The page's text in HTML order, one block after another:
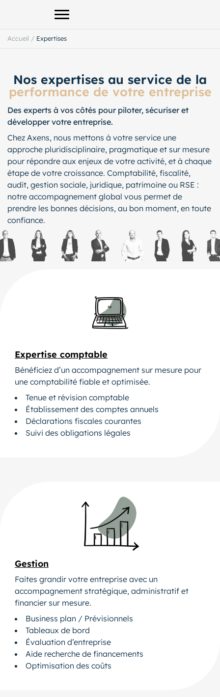
Afficher le menu principal
Accueil / Expertises
Nos expertises au service de la
performance de votre entreprise
Des experts à vos côtés pour piloter, sécuriser et
développer votre entreprise.
Chez Axens, nous mettons à votre service une
approche pluridisciplinaire, pragmatique et sur mesure
pour répondre aux enjeux de votre activité, et à chaque
étape de votre croissance. Comptabilité, fiscalité,
audit, gestion sociale, juridique, patrimoine ou RSE :
notre accompagnement global vous permet de
prendre les bonnes décisions, au bon moment, en toute
confiance.
Expertise comptable
Bénéficiez d’un accompagnement sur mesure pour
une comptabilité fiable et optimisée.
Tenue et révision comptable
Établissement des comptes annuels
Déclarations fiscales courantes
Suivi des obligations légales
Gestion
Faites grandir votre entreprise avec un
accompagnement stratégique, administratif et
financier sur mesure.
Business plan / Prévisionnels
Tableaux de bord
Évaluation d’entreprise
Aide recherche de financements
Optimisation des coûts